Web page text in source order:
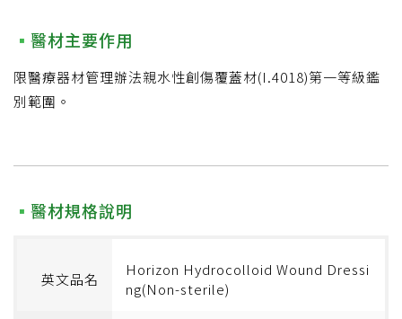
醫材主要作用
限醫療器材管理辦法親水性創傷覆蓋材(I.4018)第一等級鑑
別範圍。
醫材規格說明
英文品名
Horizon Hydrocolloid Wound Dressi
ng(Non-sterile)